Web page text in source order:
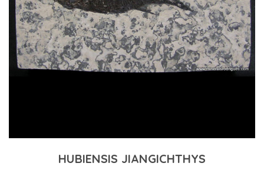
HUBIENSIS JIANGICHTHYS